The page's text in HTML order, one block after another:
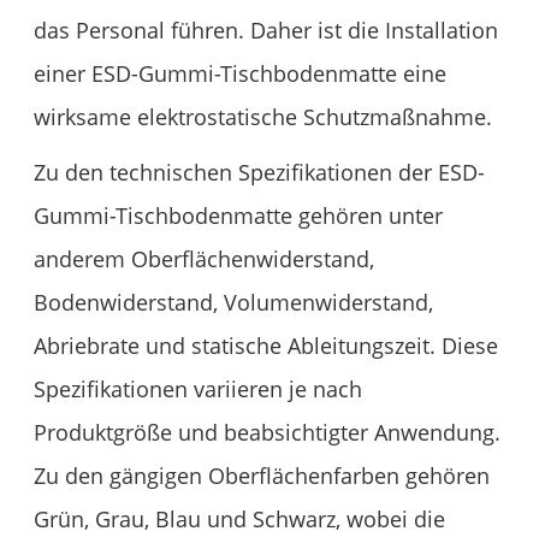
das Personal führen. Daher ist die Installation
einer ESD-Gummi-Tischbodenmatte eine
wirksame elektrostatische Schutzmaßnahme.
Zu den technischen Spezifikationen der ESD-
Gummi-Tischbodenmatte gehören unter
anderem Oberflächenwiderstand,
Bodenwiderstand, Volumenwiderstand,
Abriebrate und statische Ableitungszeit. Diese
Spezifikationen variieren je nach
Produktgröße und beabsichtigter Anwendung.
Zu den gängigen Oberflächenfarben gehören
Grün, Grau, Blau und Schwarz, wobei die